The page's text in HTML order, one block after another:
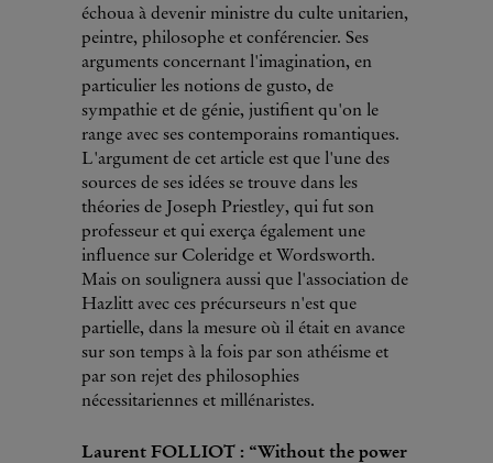
échoua à devenir ministre du culte unitarien,
peintre, philosophe et conférencier. Ses
arguments concernant l'imagination, en
particulier les notions de gusto, de
sympathie et de génie, justifient qu'on le
range avec ses contemporains romantiques.
L'argument de cet article est que l'une des
sources de ses idées se trouve dans les
théories de Joseph Priestley, qui fut son
professeur et qui exerça également une
influence sur Coleridge et Wordsworth.
Mais on soulignera aussi que l'association de
Hazlitt avec ces précurseurs n'est que
partielle, dans la mesure où il était en avance
sur son temps à la fois par son athéisme et
par son rejet des philosophies
nécessitariennes et millénaristes.
Laurent FOLLIOT : “Without the power